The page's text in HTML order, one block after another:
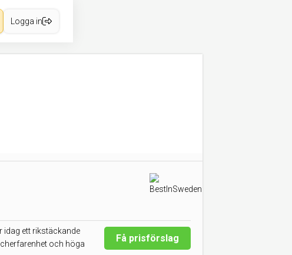
Logga in
idag ett rikstäckande
och höga
Få prisförslag